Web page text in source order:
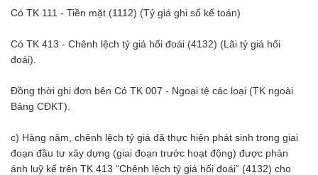
Có TK 111 - Tiền mặt (1112) (Tỷ giá ghi sổ kế toán)
Có TK 413 - Chênh lệch tỷ giá hối đoái (4132) (Lãi tỷ giá hối
đoái).
Đồng thời ghi đơn bên Có TK 007 - Ngoại tệ các loại (TK ngoài
Bảng CĐKT).
c) Hàng năm, chênh lệch tỷ giá đã thực hiện phát sinh trong giai
đoạn đầu tư xây dựng (giai đoạn trước hoạt động) được phản
ánh luỹ kế trên TK 413 “Chênh lệch tỷ giá hối đoái” (4132) cho